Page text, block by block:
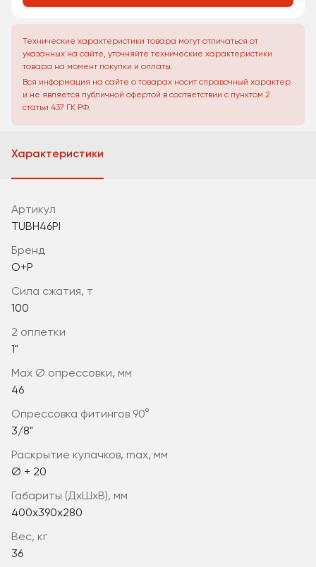
Технические характеристики товара могут отличаться от
указанных на сайте, уточняйте технические характеристики
товара на момент покупки и оплаты.
Вся информация на сайте о товарах носит справочный характер
и не является публичной офертой в соответствии с пунктом 2
статьи 437 ГК РФ.
Характеристики
Артикул
TUBH46PI
Бренд
O+P
сила сжатия, т
100
2 оплетки
1"
max Ø опрессовки, мм
46
опрессовка фитингов 90°
3/8"
раскрытие кулачков, max, мм
Ø + 20
габариты (ДхШхВ), мм
400х390х280
вес, кг
36